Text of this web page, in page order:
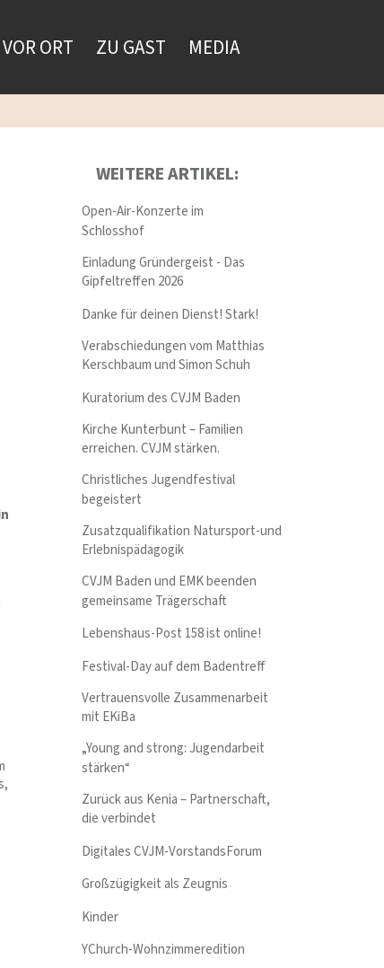
VOR ORT ZU GAST MEDIA
WEITERE ARTIKEL:
Open-Air-Konzerte im
Schlosshof
Einladung Gründergeist - Das
Gipfeltreffen 2026
Danke für deinen Dienst! Stark!
Verabschiedungen vom Matthias
Kerschbaum und Simon Schuh
Kuratorium des CVJM Baden
Kirche Kunterbunt – Familien
erreichen. CVJM stärken.
Christliches Jugendfestival
begeistert
Zusatzqualifikation Natursport-und
Erlebnispädagogik
CVJM Baden und EMK beenden
gemeinsame Trägerschaft
Lebenshaus-Post 158 ist online!
Festival-Day auf dem Badentreff
Vertrauensvolle Zusammenarbeit
mit EKiBa
„Young and strong: Jugendarbeit
stärken“
Zurück aus Kenia – Partnerschaft,
die verbindet
Digitales CVJM-VorstandsForum
Großzügigkeit als Zeugnis
Kinder
YChurch-Wohnzimmeredition